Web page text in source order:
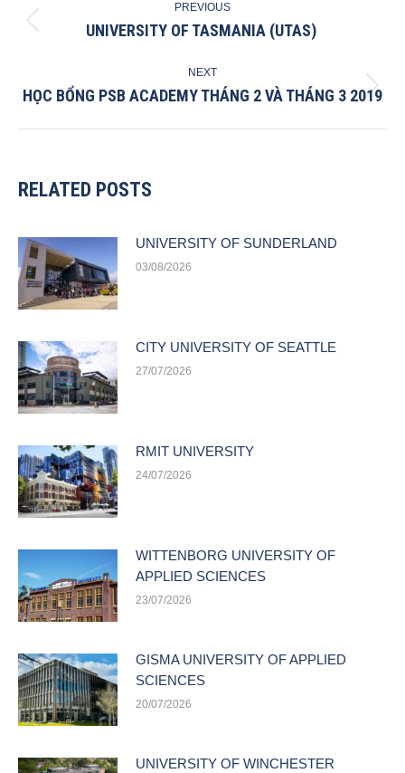
NAVIGATION
PREVIOUS
Previous
UNIVERSITY OF TASMANIA (UTAS)
NEXT
Next
HỌC BỔNG PSB ACADEMY THÁNG 2 VÀ THÁNG 3 2019
RELATED POSTS
UNIVERSITY OF SUNDERLAND
03/08/2026
CITY UNIVERSITY OF SEATTLE
27/07/2026
RMIT UNIVERSITY
24/07/2026
WITTENBORG UNIVERSITY OF
APPLIED SCIENCES
23/07/2026
GISMA UNIVERSITY OF APPLIED
SCIENCES
20/07/2026
UNIVERSITY OF WINCHESTER